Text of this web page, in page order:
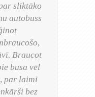
sliktāko
autobuss
Braucot
busa vēl
par laimi
bez